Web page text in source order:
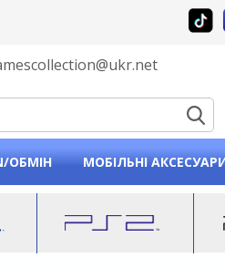
up and down arrows to
ОБМІН МОБІЛЬНІ